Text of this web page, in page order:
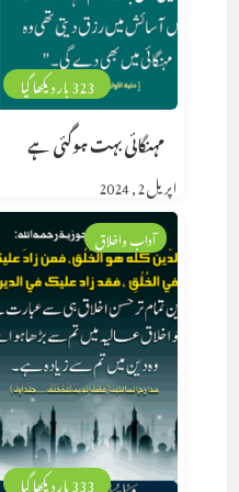
323 بار دیکھا گیا
مہنگائی بہت ہوگئی ہے
اپریل 2, 2024
333 بار دیکھا گیا
آداب واخلاق